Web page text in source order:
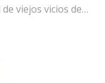
viejos vicios de…